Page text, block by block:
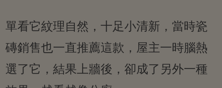
單看它紋理自然，十足小清新，當時瓷
磚銷售也一直推薦這款，屋主一時腦熱
選了它，結果上牆後，卻成了另外一種